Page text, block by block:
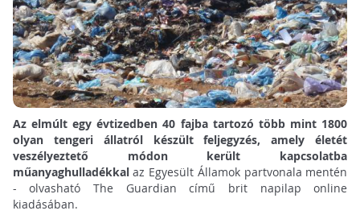
Az elmúlt egy évtizedben 40 fajba tartozó több mint 1800
olyan tengeri állatról készült feljegyzés, amely életét
veszélyeztető módon került kapcsolatba
műanyaghulladékkalaz Egyesült Államok partvonala mentén
- olvasható The Guardian című brit napilap online
kiadásában.